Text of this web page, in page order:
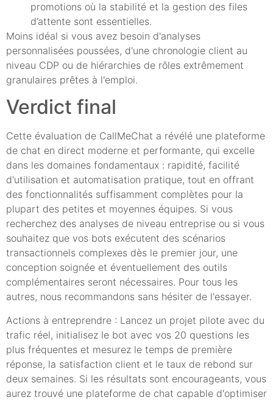
promotions où la stabilité et la gestion des files
d’attente sont essentielles.
Moins idéal si vous avez besoin d'analyses
personnalisées poussées, d'une chronologie client au
niveau CDP ou de hiérarchies de rôles extrêmement
granulaires prêtes à l'emploi.
Verdict final
Cette évaluation de CallMeChat a révélé une plateforme
de chat en direct moderne et performante, qui excelle
dans les domaines fondamentaux : rapidité, facilité
d'utilisation et automatisation pratique, tout en offrant
des fonctionnalités suffisamment complètes pour la
plupart des petites et moyennes équipes. Si vous
recherchez des analyses de niveau entreprise ou si vous
souhaitez que vos bots exécutent des scénarios
transactionnels complexes dès le premier jour, une
conception soignée et éventuellement des outils
complémentaires seront nécessaires. Pour tous les
autres, nous recommandons sans hésiter de l'essayer.
Actions à entreprendre : Lancez un projet pilote avec du
trafic réel, initialisez le bot avec vos 20 questions les
plus fréquentes et mesurez le temps de première
réponse, la satisfaction client et le taux de rebond sur
deux semaines. Si les résultats sont encourageants, vous
aurez trouvé une plateforme de chat capable d'optimiser